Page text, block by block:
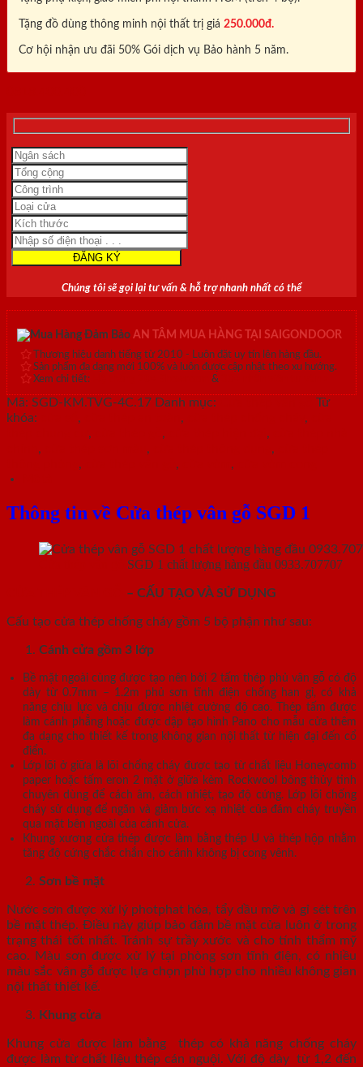
Tặng đồ dùng thông minh nội thất trị giá 250.000đ.
Cơ hội nhận ưu đãi 50% Gói dịch vụ Bảo hành 5 năm.
Chúng tôi sẽ gọi lại tư vấn & hỗ trợ nhanh nhất có thể
AN TÂM MUA HÀNG TẠI SAIGONDOOR
Thương hiệu danh tiếng từ 2010 - Luôn đặt uy tín lên hàng đầu.
Sản phẩm đa dạng mới 100% và luôn được cập nhật theo xu hướng.
Xem chi tiết:
&
Mã: SGD-KM.TVG-4C.17 Danh mục:
Từ
khóa:
, , ,
, , ,
, , ,
, , ,
Thông tin về Cửa thép vân gỗ SGD 1
SGD 1 chất lượng hàng đầu 0933.707707
– CẤU TẠO VÀ SỬ DỤNG
Cấu tạo cửa thép chống cháy gồm 5 bộ phận như sau:
Cánh cửa gồm 3 lớp
Bề mặt ngoài cùng được tạo nên bởi 2 tấm thép phủ vân gỗ có độ
dày từ 0.7mm – 1.2m phủ sơn tĩnh điện chống han gỉ, có khả
năng chịu lực và chịu được nhiệt cường độ cao. Thép tấm được
làm cánh phẳng hoặc được dập tạo hình Pano cho mẫu cửa thêm
đa dạng cho thiết kế trong không gian nội thất từ hiện đại đến cổ
điển.
Lớp lõi ở giữa là lõi chống cháy được tạo từ chất liệu Honeycomb
paper hoặc tấm eron 2 mặt ở giữa kèm Rockwool bông thủy tinh
chuyên dùng để cách âm, cách nhiệt, tạo độ cứng. Lớp lõi chống
cháy sử dụng để ngăn và giảm bức xạ nhiệt của đám cháy truyền
qua mặt bên ngoài của cánh cửa.
Khung xương cửa thép được làm bằng thép U và thép hộp nhằm
tăng độ cứng chắc chắn cho cánh không bị cong vênh.
Sơn bề mặt
Nước sơn được xử lý photphat hóa, tẩy dầu mỡ và gỉ sét trên
bề mặt thép. Điều này giúp bảo đảm bề mặt cửa luôn ở trong
trạng thái tốt nhất. Tránh sự trầy xước và cho tính thẩm mỹ
cao. Màu sơn được xử lý tại phòng sơn tĩnh điện, có nhiều
màu sắc vân gỗ được lựa chọn phù hợp cho nhiều không gian
nội thất thiết kế.
Khung cửa
Khung cửa được làm bằng thép có khả năng chống cháy
được làm từ chất liệu thép cán nguội. Với độ dày từ 1,2 đến